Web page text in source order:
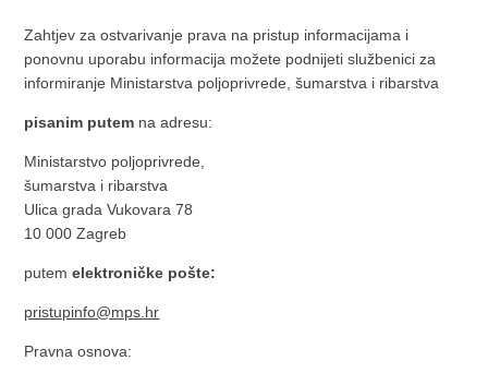
Zahtjev za ostvarivanje prava na pristup informacijama i
ponovnu uporabu informacija možete podnijeti službenici za
informiranje Ministarstva poljoprivrede, šumarstva i ribarstva
pisanim putem na adresu:
Ministarstvo poljoprivrede,
šumarstva i ribarstva
Ulica grada Vukovara 78
10 000 Zagreb
putem elektroničke pošte:
pristupinfo@mps.hr
Pravna osnova: